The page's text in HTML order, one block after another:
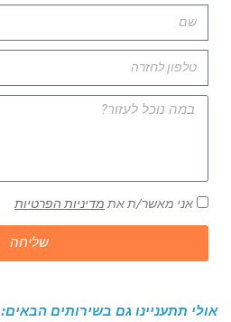
אני מאשר/ת את מדיניות הפרטיות
שליחה
אולי תתעניינו גם בשירותים הבאים: